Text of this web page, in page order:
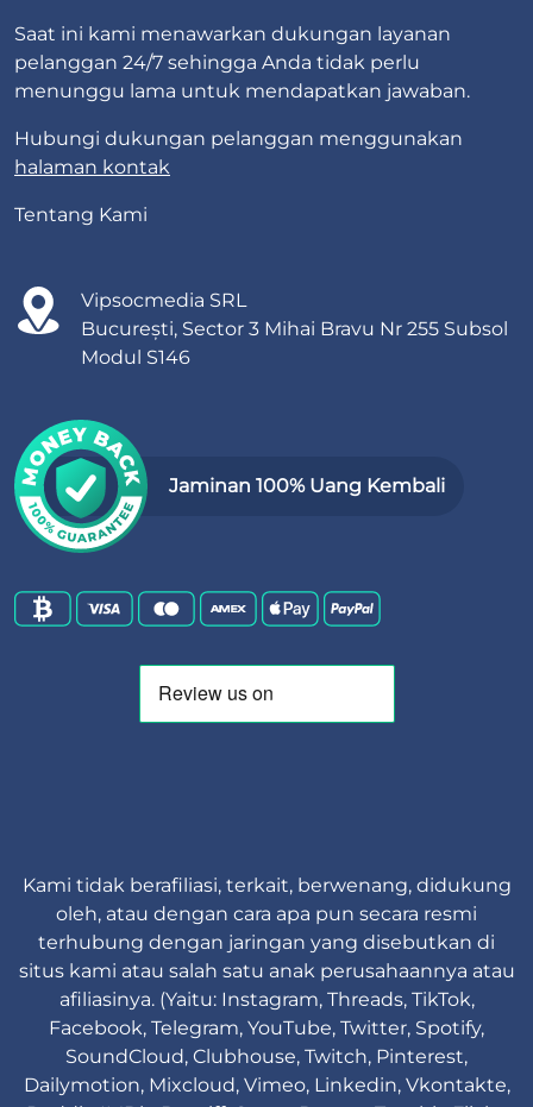
Saat ini kami menawarkan dukungan layanan
pelanggan 24/7 sehingga Anda tidak perlu
menunggu lama untuk mendapatkan jawaban.
Hubungi dukungan pelanggan menggunakan
halaman kontak
Tentang Kami
Vipsocmedia SRL
București, Sector 3 Mihai Bravu Nr 255 Subsol
Modul S146
Jaminan 100% Uang Kembali
Kami tidak berafiliasi, terkait, berwenang, didukung
oleh, atau dengan cara apa pun secara resmi
terhubung dengan jaringan yang disebutkan di
situs kami atau salah satu anak perusahaannya atau
afiliasinya. (Yaitu: Instagram, Threads, TikTok,
Facebook, Telegram, YouTube, Twitter, Spotify,
SoundCloud, Clubhouse, Twitch, Pinterest,
Dailymotion, Mixcloud, Vimeo, Linkedin, Vkontakte,